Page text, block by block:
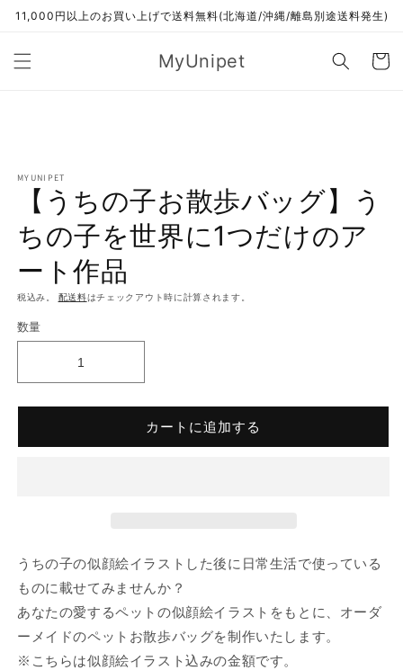
ンツに
11,000円以上のお買い上げで送料無料(北海道/沖縄/離島別途送料発生)
MyUnipet
ー
MYUNIPET
【うちの子お散歩バッグ】う
ちの子を世界に1つだけのア
ート作品
税込み。 配送料はチェックアウト時に計算されます。
数量
カートに追加する
うちの子の似顔絵イラストした後に日常生活で使っている
ものに載せてみませんか？
あなたの愛するペットの似顔絵イラストをもとに、オーダ
ーメイドのペットお散歩バッグを制作いたします。
※こちらは似顔絵イラスト込みの金額です。